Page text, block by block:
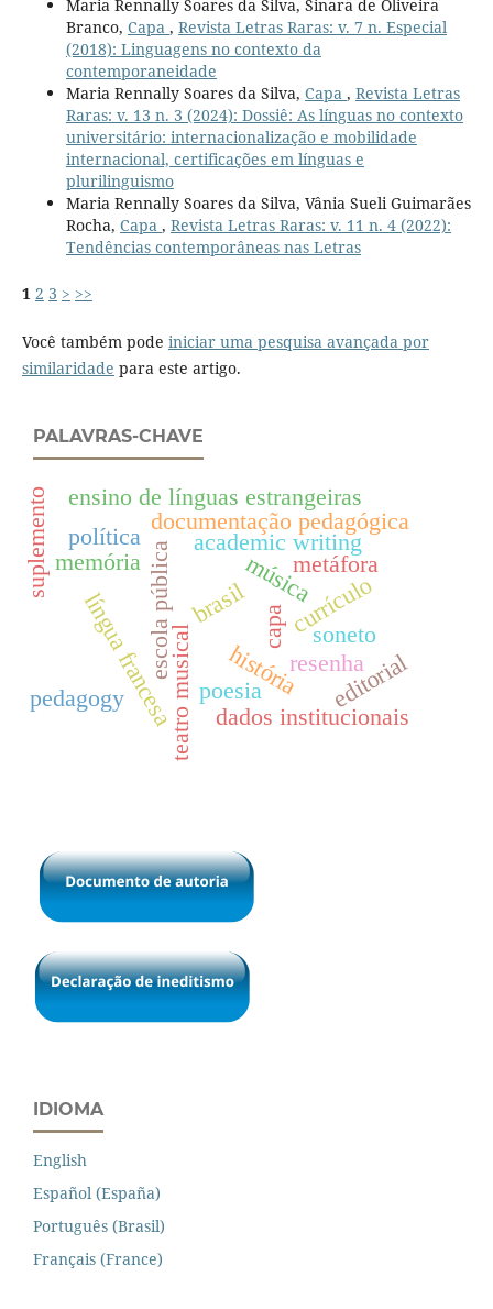
Maria Rennally Soares da Silva, Sinara de Oliveira
Branco, Capa , Revista Letras Raras: v. 7 n. Especial
(2018): Linguagens no contexto da
contemporaneidade
Maria Rennally Soares da Silva, Capa , Revista Letras
Raras: v. 13 n. 3 (2024): Dossiê: As línguas no contexto
universitário: internacionalização e mobilidade
internacional, certificações em línguas e
plurilinguismo
Maria Rennally Soares da Silva, Vânia Sueli Guimarães
Rocha, Capa , Revista Letras Raras: v. 11 n. 4 (2022):
Tendências contemporâneas nas Letras
1 2 3 > >>
Você também pode iniciar uma pesquisa avançada por
similaridade para este artigo.
PALAVRAS-CHAVE
teatro musical
brasil
históriaresenhaeditorial
língua francesa
escola pública currículo
memória
documentação pedagógica
dados institucionais
capa
suplemento ensino de línguas estrangeiras
poesia
música
soneto
pedagogy
academic writing
metáfora
política
IDIOMA
English
Español (España)
Português (Brasil)
Français (France)